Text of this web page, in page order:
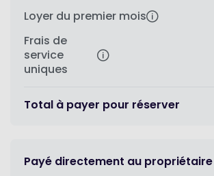
Loyer du premier mois
Frais de
service
uniques
Total à payer pour réserver
Payé directement au propriétaire